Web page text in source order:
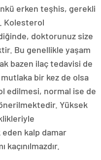
erken teşhis, gerekli
Kolesterol
doktorunuz size
Bu genellikle yaşam
bazen ilaç tedavisi de
mutlaka bir kez de olsa
edilmesi, normal ise de
Yüksek
kalp damar
kaçınılmazdır.